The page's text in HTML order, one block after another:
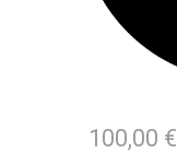
100,00 €